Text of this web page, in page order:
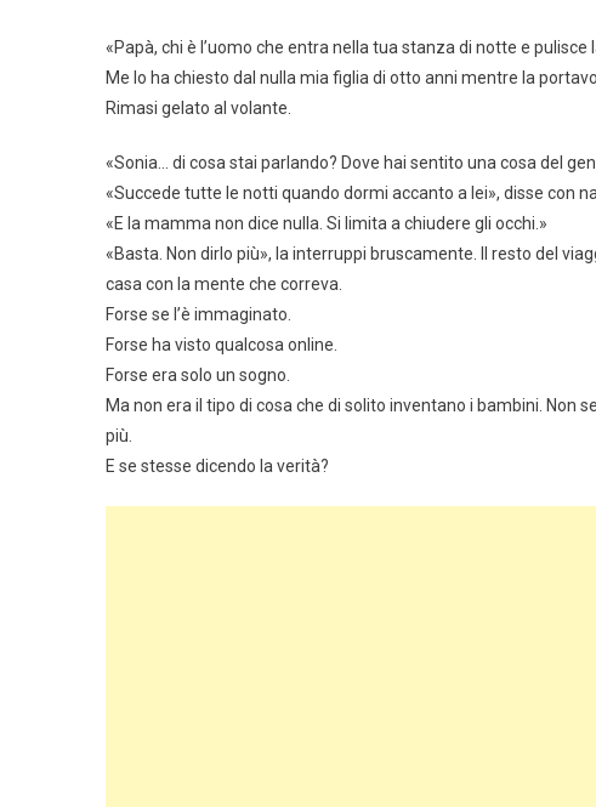
«Papà, chi è l’uomo che entra nella tua stanza di notte e
Me lo ha chiesto dal nulla mia figlia di otto anni mentre la
Rimasi gelato al volante.
«Sonia… di cosa stai parlando? Dove hai sentito una cosa del
«Succede tutte le notti quando dormi accanto a lei», disse con
«E la mamma non dice nulla. Si limita a chiudere gli occhi.»
«Basta. Non dirlo più», la interruppi bruscamente. Il resto del
casa con la mente che correva.
Forse se l’è immaginato.
Forse ha visto qualcosa online.
Forse era solo un sogno.
Ma non era il tipo di cosa che di solito inventano i bambini.
più.
E se stesse dicendo la verità?